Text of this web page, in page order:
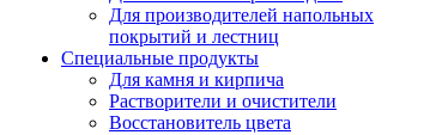
Для производителей напольных
покрытий и лестниц
Специальные продукты
Для камня и кирпича
Растворители и очистители
Восстановитель цвета